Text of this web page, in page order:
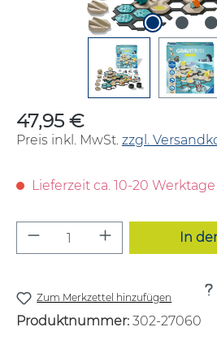
Regulärer Preis:
47,95 €
Preis inkl. MwSt. zzgl.
Lieferzeit ca. 10-20 Werktage
Produkt Anzahl: Gib
In
Zum Merkzettel hinzufügen
Produktnummer: 302-27060